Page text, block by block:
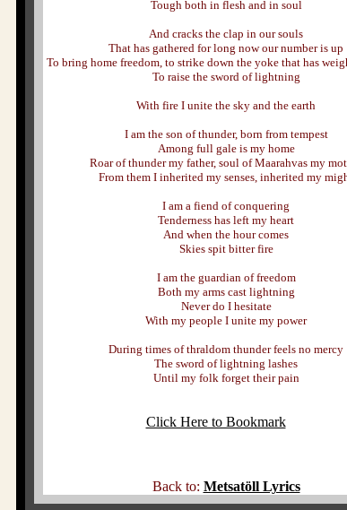
Tough both in flesh and in soul
And cracks the clap in our souls
That has gathered for long now our number is up
To bring home freedom, to strike down the yoke that has
To raise the sword of lightning
With fire I unite the sky and the earth
I am the son of thunder, born from tempest
Among full gale is my home
Roar of thunder my father, soul of Maarahvas my
From them I inherited my senses, inherited my
I am a fiend of conquering
Tenderness has left my heart
And when the hour comes
Skies spit bitter fire
I am the guardian of freedom
Both my arms cast lightning
Never do I hesitate
With my people I unite my power
During times of thraldom thunder feels no mercy
The sword of lightning lashes
Until my folk forget their pain
Click Here to Bookmark
Back to: Metsatöll Lyrics